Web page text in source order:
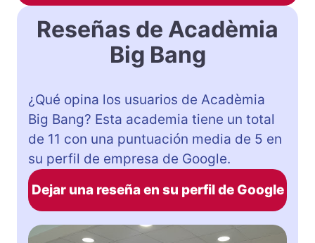
Reseñas de Acadèmia
Big Bang
¿Qué opina los usuarios de Acadèmia
Big Bang? Esta academia tiene un total
de 11 con una puntuación media de 5 en
su perfil de empresa de Google.
Dejar una reseña en su perfil de Google